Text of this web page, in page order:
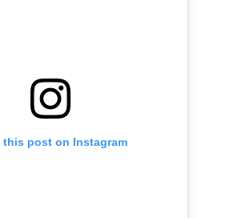
this post on Instagram